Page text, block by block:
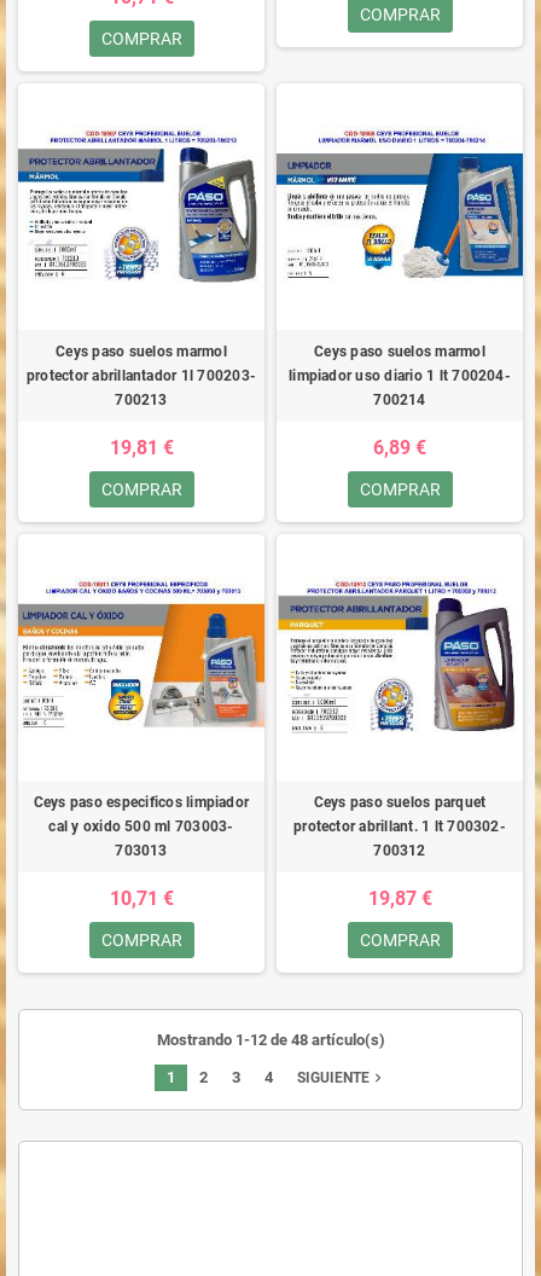
COMPRAR
COMPRAR
Ceys paso suelos marmol
protector abrillantador 1l 700203-
700213
19,81 €
COMPRAR
Ceys paso suelos marmol
limpiador uso diario 1 lt 700204-
700214
6,89 €
COMPRAR
Ceys paso especificos limpiador
cal y oxido 500 ml 703003-
703013
10,71 €
COMPRAR
Ceys paso suelos parquet
protector abrillant. 1 lt 700302-
700312
19,87 €
COMPRAR
Mostrando 1-12 de 48 artículo(s)
1 2 3 4 SIGUIENTE navigate_next